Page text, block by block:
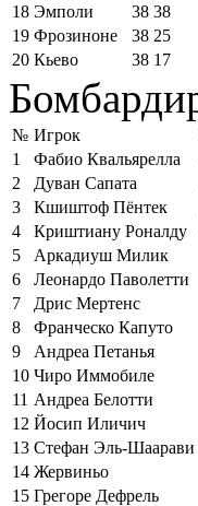
18 Эмполи 38 38
19 Фрозиноне 38 25
20 Кьево 38 17
№ Игрок
1
Фабио Квальярелла
2
Дуван Сапата
3
Кшиштоф Пёнтек
4
Криштиану Роналду
5
Аркадиуш Милик
6
Леонардо Паволетти
7
Дрис Мертенс
8
Франческо Капуто
9
Андреа Петанья
10 Чиро Иммобиле
11 Андреа Белотти
12 Йосип Иличич
13 Стефан Эль-Шаарави
14 Жервиньо
15 Грегоре Дефрель